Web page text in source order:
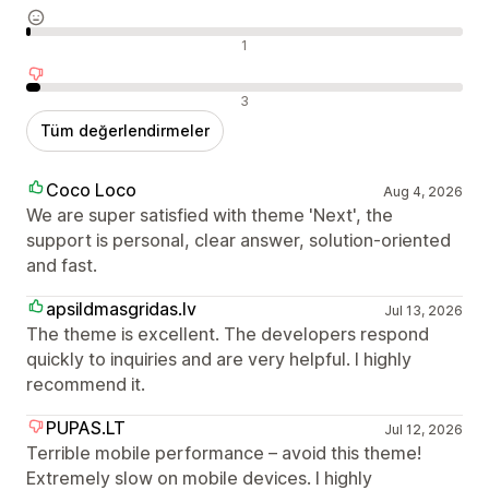
Nötr değerlendirmeler 1
Olumsuz değerlendirmeler 3
Tüm değerlendirmeler
Coco Loco Aug 4, 2026
We are super satisfied with theme 'Next', the
support is personal, clear answer, solution-oriented
and fast.
apsildmasgridas.lv
Jul 13, 2026
The theme is excellent. The developers respond
quickly to inquiries and are very helpful. I highly
recommend it.
PUPAS.LT
Jul 12, 2026
Terrible mobile performance – avoid this theme!
Extremely slow on mobile devices. I highly